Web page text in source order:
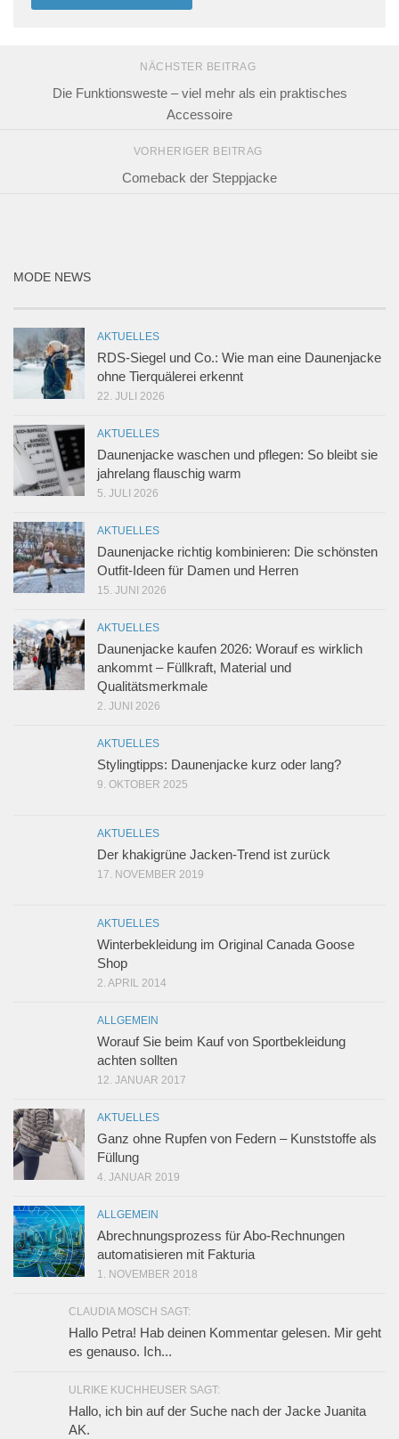
NÄCHSTER BEITRAG
Die Funktionsweste – viel mehr als ein praktisches
Accessoire
VORHERIGER BEITRAG
Comeback der Steppjacke
MODE NEWS
AKTUELLES
RDS-Siegel und Co.: Wie man eine Daunenjacke
ohne Tierquälerei erkennt
22. JULI 2026
AKTUELLES
Daunenjacke waschen und pflegen: So bleibt sie
jahrelang flauschig warm
5. JULI 2026
AKTUELLES
Daunenjacke richtig kombinieren: Die schönsten
Outfit-Ideen für Damen und Herren
15. JUNI 2026
AKTUELLES
Daunenjacke kaufen 2026: Worauf es wirklich
ankommt – Füllkraft, Material und
Qualitätsmerkmale
2. JUNI 2026
AKTUELLES
Stylingtipps: Daunenjacke kurz oder lang?
9. OKTOBER 2025
AKTUELLES
Der khakigrüne Jacken-Trend ist zurück
17. NOVEMBER 2019
AKTUELLES
Winterbekleidung im Original Canada Goose
Shop
2. APRIL 2014
ALLGEMEIN
Worauf Sie beim Kauf von Sportbekleidung
achten sollten
12. JANUAR 2017
AKTUELLES
Ganz ohne Rupfen von Federn – Kunststoffe als
Füllung
4. JANUAR 2019
ALLGEMEIN
Abrechnungsprozess für Abo-Rechnungen
automatisieren mit Fakturia
1. NOVEMBER 2018
CLAUDIA MOSCH SAGT:
Hallo Petra! Hab deinen Kommentar gelesen. Mir geht
es genauso. Ich...
ULRIKE KUCHHEUSER SAGT:
Hallo, ich bin auf der Suche nach der Jacke Juanita
AK.